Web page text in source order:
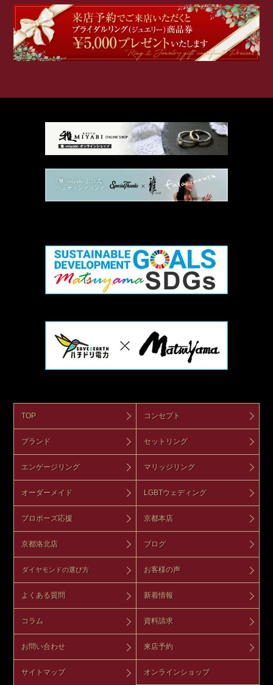
TOP コンセプト
ブランド セットリング
エンゲージリング マリッジリング
オーダーメイド LGBTウェディング
プロポーズ応援 京都本店
京都洛北店 ブログ
ダイヤモンドの選び方 お客様の声
よくある質問 新着情報
コラム 資料請求
お問い合わせ 来店予約
サイトマップ オンラインショップ